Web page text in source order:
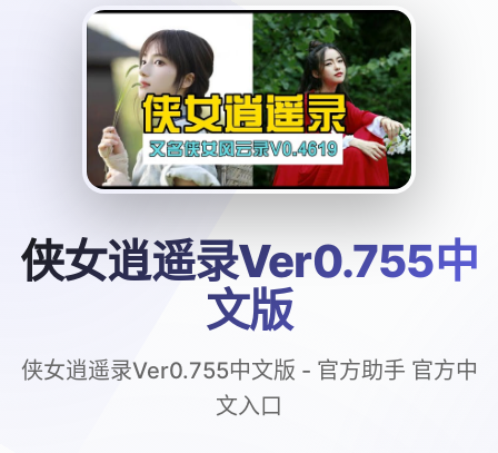
侠女逍遥录Ver0.755中
文版
侠女逍遥录Ver0.755中文版 - 官方助手 官方中
文入口